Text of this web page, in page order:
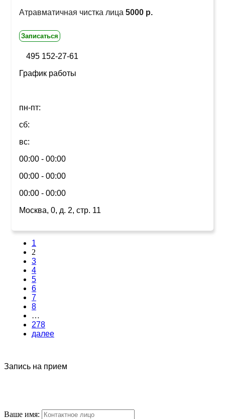
Атравматичная чистка лица 5000 р.
Записаться
495 152-27-61
График работы
пн-пт:
сб:
вс:
00:00 - 00:00
00:00 - 00:00
00:00 - 00:00
Москва, 0, д. 2, стр. 11
1
2
3
4
5
6
7
8
…
278
далее
Запись на прием
Ваше имя: